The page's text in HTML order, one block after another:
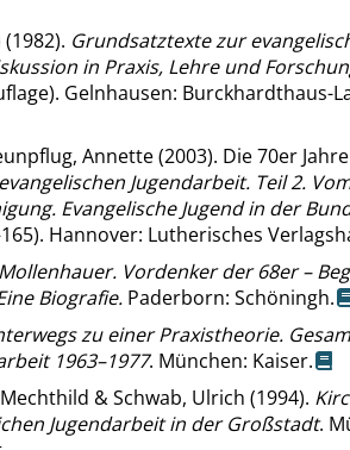
Grundsatztexte zur
in Praxis, Lehre und
Gelnhausen: Burckhardthaus-
Annette (2003). Die 70er
Jugendarbeit. Teil 2.
Evangelische Jugend in der
Hannover: Lutherisches
Vordenker der 68er –
Biografie. Paderborn: Schöningh.
zu einer Praxistheorie.
1963–1977. München: Kaiser.
& Schwab, Ulrich (1994).
Jugendarbeit in der Großstadt.